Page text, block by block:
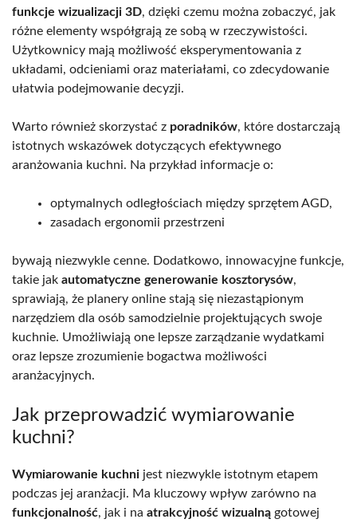
funkcje wizualizacji 3D, dzięki czemu można zobaczyć, jak
różne elementy współgrają ze sobą w rzeczywistości.
Użytkownicy mają możliwość eksperymentowania z
układami, odcieniami oraz materiałami, co zdecydowanie
ułatwia podejmowanie decyzji.
Warto również skorzystać z poradników, które dostarczają
istotnych wskazówek dotyczących efektywnego
aranżowania kuchni. Na przykład informacje o:
optymalnych odległościach między sprzętem AGD,
zasadach ergonomii przestrzeni
bywają niezwykle cenne. Dodatkowo, innowacyjne funkcje,
takie jak automatyczne generowanie kosztorysów,
sprawiają, że planery online stają się niezastąpionym
narzędziem dla osób samodzielnie projektujących swoje
kuchnie. Umożliwiają one lepsze zarządzanie wydatkami
oraz lepsze zrozumienie bogactwa możliwości
aranżacyjnych.
Jak przeprowadzić wymiarowanie
kuchni?
Wymiarowanie kuchni jest niezwykle istotnym etapem
podczas jej aranżacji. Ma kluczowy wpływ zarówno na
funkcjonalność, jak i na atrakcyjność wizualną gotowej